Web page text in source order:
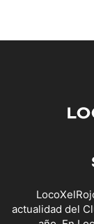
actualidad del